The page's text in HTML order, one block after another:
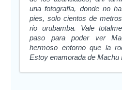
una fotografía, donde no
pies, solo cientos de
rio urubamba. Vale
paso para poder ver
hermoso entorno que la
Estoy enamorada de Machu